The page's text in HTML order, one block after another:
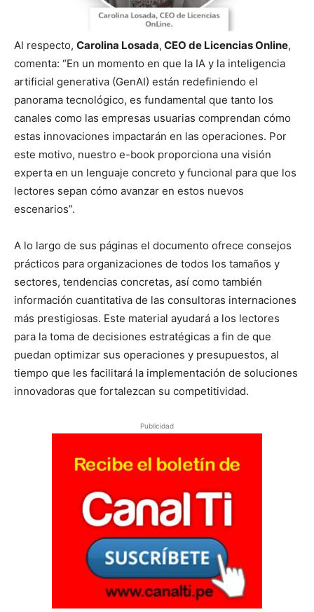
Al respecto, Carolina Losada, CEO de Licencias Online,
comenta: “En un momento en que la IA y la inteligencia
artificial generativa (GenAI) están redefiniendo el
panorama tecnológico, es fundamental que tanto los
canales como las empresas usuarias comprendan cómo
estas innovaciones impactarán en las operaciones. Por
este motivo, nuestro e-book proporciona una visión
experta en un lenguaje concreto y funcional para que los
lectores sepan cómo avanzar en estos nuevos
escenarios”.
A lo largo de sus páginas el documento ofrece consejos
prácticos para organizaciones de todos los tamaños y
sectores, tendencias concretas, así como también
información cuantitativa de las consultoras internaciones
más prestigiosas. Este material ayudará a los lectores
para la toma de decisiones estratégicas a fin de que
puedan optimizar sus operaciones y presupuestos, al
tiempo que les facilitará la implementación de soluciones
innovadoras que fortalezcan su competitividad.
Publicidad